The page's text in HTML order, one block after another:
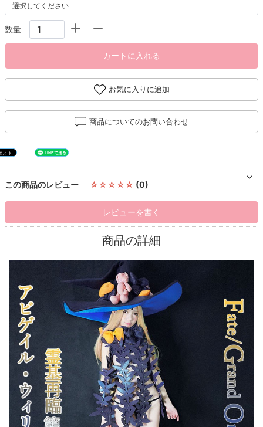
数量
カートに入れる
お気に入りに追加
商品についてのお問い合わせ
この商品のレビュー ☆☆☆☆☆ (0)
レビューを書く
商品の詳細